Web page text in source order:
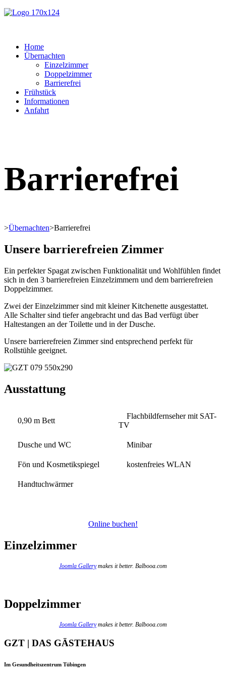
Home
Übernachten
Einzelzimmer
Doppelzimmer
Barrierefrei
Frühstück
Informationen
Anfahrt
Barrierefrei
>Übernachten>Barrierefrei
Unsere barrierefreien Zimmer
Ein perfekter Spagat zwischen Funktionalität und Wohlfühlen findet
sich in den 3 barrierefreien Einzelzimmern und dem barrierefreien
Doppelzimmer.
Zwei der Einzelzimmer sind mit kleiner Kitchenette ausgestattet.
Alle Schalter sind tiefer angebracht und das Bad verfügt über
Haltestangen an der Toilette und in der Dusche.
Unsere barrierefreien Zimmer sind entsprechend perfekt für
Rollstühle geeignet.
Ausstattung
0,90 m Bett
Flachbildfernseher mit SAT-
TV
Dusche und WC Minibar
Fön und Kosmetikspiegel kostenfreies WLAN
Handtuchwärmer
Online buchen!
Einzelzimmer
Joomla Gallerymakes it better. Balbooa.com
Doppelzimmer
Joomla Gallerymakes it better. Balbooa.com
GZT | DAS GÄSTEHAUS
Im Gesundheitszentrum Tübingen